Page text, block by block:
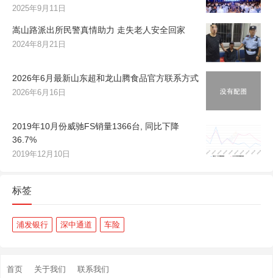
2025年9月11日
嵩山路派出所民警真情助力 走失老人安全回家
2024年8月21日
2026年6月最新山东超和龙山腾食品官方联系方式
2026年6月16日
2019年10月份威驰FS销量1366台, 同比下降
36.7%
2019年12月10日
标签
浦发银行 深中通道 车险
首页 关于我们 联系我们